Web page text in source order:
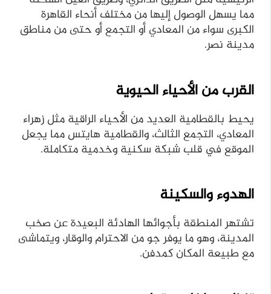
مما يسهل الوصول إليها من مختلف أنحاء القاهرة
الكبرى سواء من المعادي أو التجمع أو حتى من مناطق
مدينة نصر.
القرب من الأحياء الحيوية
يحيط بالقطامية العديد من الأحياء الراقية مثل زهراء
المعادي، التجمع الثالث، والقطامية هايتس مما يجعل
الموقع في قلب شبكة سكنية وخدمية متكاملة.
الهدوء والسكينة
تشتهر المنطقة بأجوائها الهادئة البعيدة عن صخب
المدينة، وهو ما يوفر جو من الاحترام والوقار، ويتماشى
مع طبيعة المكان كمدفن.